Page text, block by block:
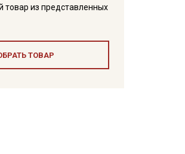
товар из представленных
ТОВАР